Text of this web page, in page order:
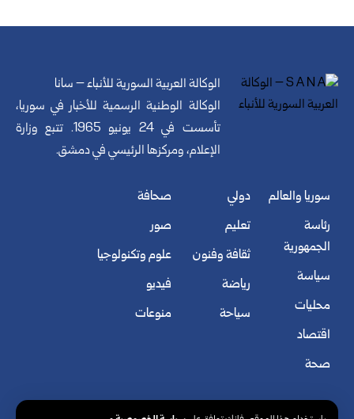
الوكالة العربية السورية للأنباء – سانا
الوكالة الوطنية الرسمية للأخبار في سوريا،
تأسست في 24 يونيو 1965. تتبع وزارة
الإعلام، ومركزها الرئيسي في دمشق.
سوريا والعالم
رئاسة
الجمهورية
سياسة
محليات
اقتصاد
صحة
دولي
تعليم
ثقافة وفنون
رياضة
سياحة
صحافة
صور
علوم وتكنولوجيا
فيديو
منوعات